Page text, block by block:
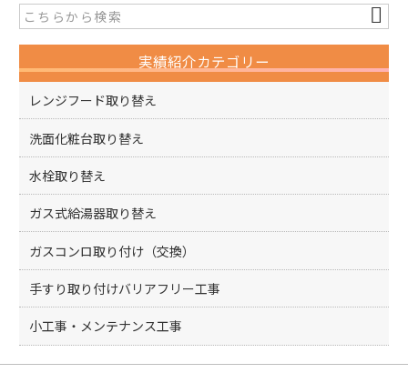
b
o
o
k
実績紹介カテゴリー
レンジフード取り替え
洗面化粧台取り替え
水栓取り替え
ガス式給湯器取り替え
ガスコンロ取り付け（交換）
手すり取り付けバリアフリー工事
小工事・メンテナンス工事